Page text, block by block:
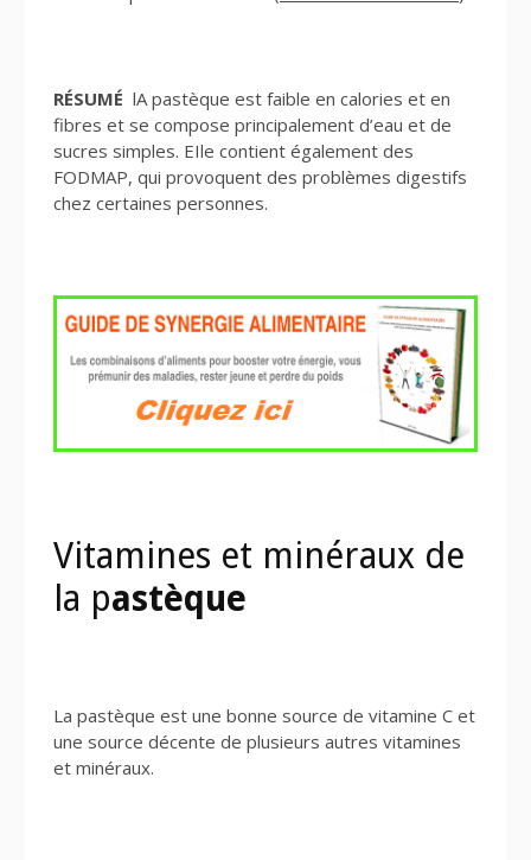
RÉSUMÉ lA pastèque est faible en calories et en
fibres et se compose principalement d’eau et de
sucres simples. EIle contient également des
FODMAP, qui provoquent des problèmes digestifs
chez certaines personnes.
Vitamines et minéraux de
la pastèque
La pastèque est une bonne source de vitamine C et
une source décente de plusieurs autres vitamines
et minéraux.